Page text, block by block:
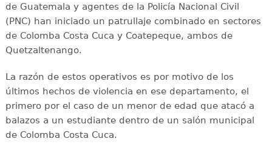
de Guatemala y agentes de la Policía Nacional Civil
(PNC) han iniciado un patrullaje combinado en sectores
de Colomba Costa Cuca y Coatepeque, ambos de
Quetzaltenango.
La razón de estos operativos es por motivo de los
últimos hechos de violencia en ese departamento, el
primero por el caso de un menor de edad que atacó a
balazos a un estudiante dentro de un salón municipal
de Colomba Costa Cuca.